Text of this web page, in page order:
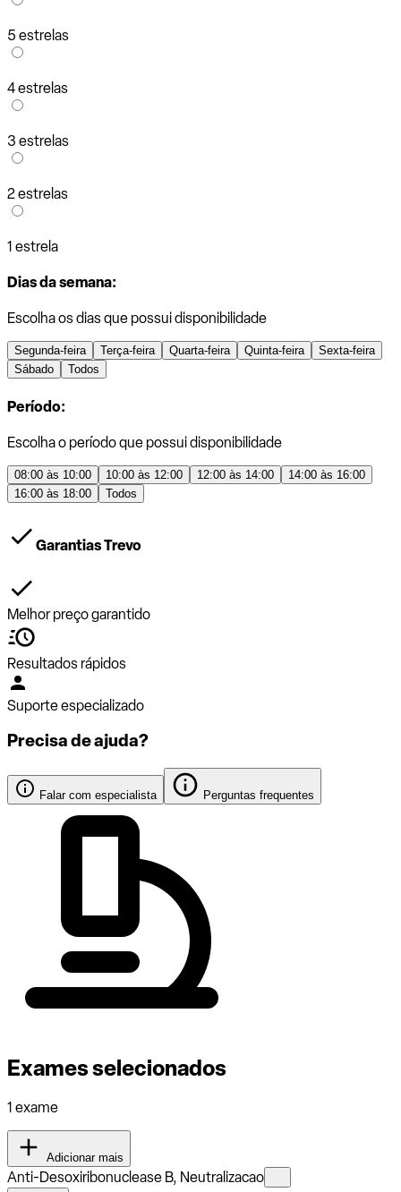
5 estrelas
4 estrelas
3 estrelas
2 estrelas
1 estrela
Dias da semana:
Escolha os dias que possui disponibilidade
Segunda-feira Terça-feira Quarta-feira Quinta-feira
Sexta-feira
Sábado
Todos
Período:
Escolha o período que possui disponibilidade
08:00 às 10:00 10:00 às 12:00 12:00 às 14:00
14:00 às 16:00
16:00 às 18:00
Todos
Garantias Trevo
Melhor preço garantido
Resultados rápidos
Suporte especializado
Precisa de ajuda?
Falar com especialista Perguntas frequentes
Exames selecionados
1 exame
Adicionar mais
Anti-Desoxiribonuclease B, Neutralizacao